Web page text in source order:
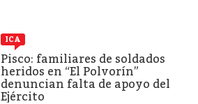
ICA
Pisco: familiares de soldados
heridos en “El Polvorín”
denuncian falta de apoyo del
Ejército